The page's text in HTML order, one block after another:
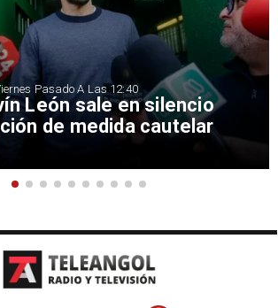
León sale en silencio
de medida cautelar
Pasado A Las 12:40